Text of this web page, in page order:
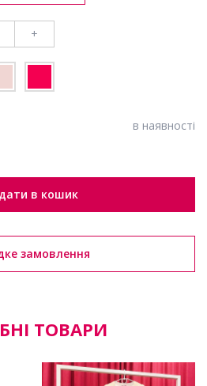
+
в наявності
в кошик
замовлення
ТОВАРИ